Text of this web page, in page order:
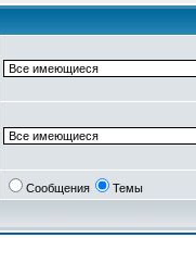
Сообщения Темы